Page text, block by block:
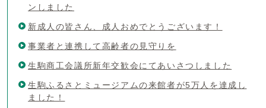
ンしました
新成人の皆さん、成人おめでとうございます！
事業者と連携して高齢者の見守りを
生駒商工会議所新年交歓会にてあいさつしました
生駒ふるさとミュージアムの来館者が5万人を達成し
ました！